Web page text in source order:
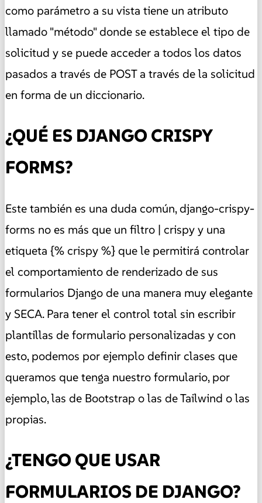
como parámetro a su vista tiene un atributo
llamado "método" donde se establece el tipo de
solicitud y se puede acceder a todos los datos
pasados a través de POST a través de la solicitud
en forma de un diccionario.
¿QUÉ ES DJANGO CRISPY
FORMS?
Este también es una duda común, django-crispy-
forms no es más que un filtro | crispy y una
etiqueta {% crispy %} que le permitirá controlar
el comportamiento de renderizado de sus
formularios Django de una manera muy elegante
y SECA. Para tener el control total sin escribir
plantillas de formulario personalizadas y con
esto, podemos por ejemplo definir clases que
queramos que tenga nuestro formulario, por
ejemplo, las de Bootstrap o las de Tailwind o las
propias.
¿TENGO QUE USAR
FORMULARIOS DE DJANGO?